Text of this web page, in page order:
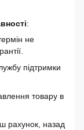
:
не
підтримки
товару в
рахунок, назад